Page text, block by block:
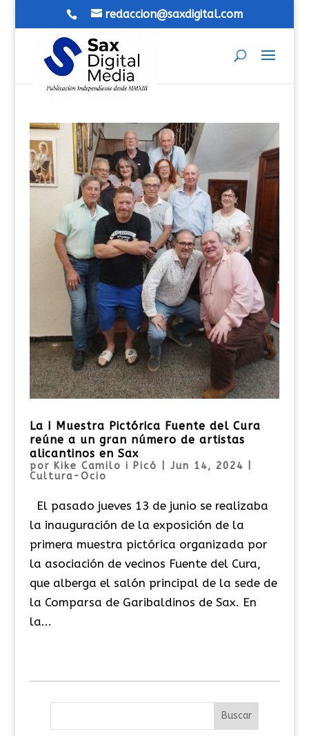
redaccion@saxdigital.com
La I Muestra Pictórica Fuente del Cura
reúne a un gran número de artistas
alicantinos en Sax
por Kike Camilo i Picó Jun 14, 2024
Cultura-Ocio
El pasado jueves 13 de junio se realizaba
la inauguración de la exposición de la
primera muestra pictórica organizada por
la asociación de vecinos Fuente del Cura,
que alberga el salón principal de la sede de
la Comparsa de Garibaldinos de Sax. En
la...